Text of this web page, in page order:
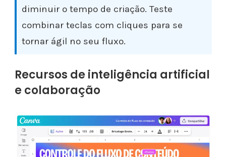
diminuir o tempo de criação. Teste
combinar teclas com cliques para se
tornar ágil no seu fluxo.
Recursos de inteligência artificial
e colaboração